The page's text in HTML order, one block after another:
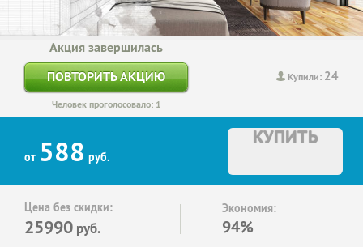
Купили: 24
Акция завершилась
ПОВТОРИТЬ АКЦИЮ
Человек проголосовало: 1
от 588 руб.
КУПИТЬ
Цена без скидки:
25990 руб.
Экономия:
94%